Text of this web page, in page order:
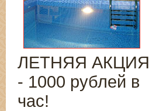
ЛЕТНЯЯ АКЦИЯ
- 1000 рублей в
час!